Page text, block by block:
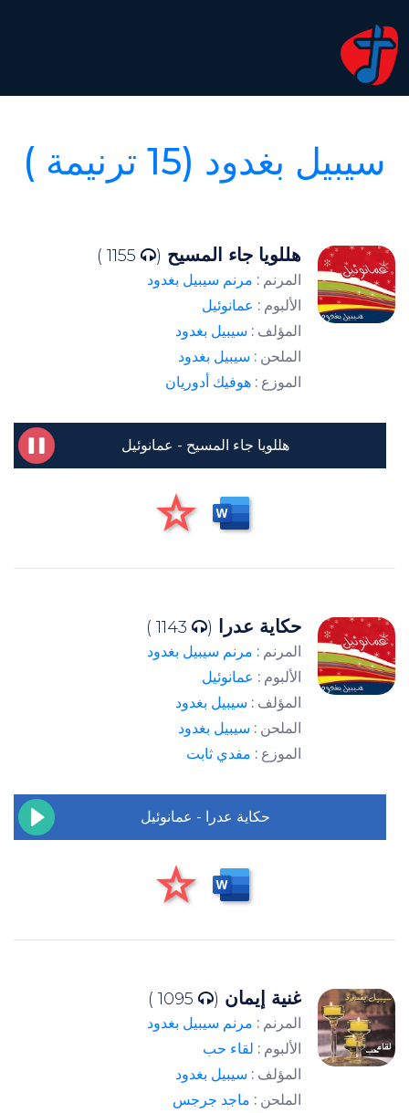
سيبيل بغدود (15 ترنيمة )
هللويا جاء المسيح (
المرنم : مرنم سيبيل بغدود
الألبوم : عمانوئيل
المؤلف : سيبيل بغدود
الملحن : سيبيل بغدود
الموزع : هوفيك أدوريان
هللويا جاء المسيح - عمانوئيل
حكاية عدرا (
المرنم : مرنم سيبيل بغدود
الألبوم : عمانوئيل
المؤلف : سيبيل بغدود
الملحن : سيبيل بغدود
الموزع : مفدي ثابت
حكاية عدرا - عمانوئيل
غنية إيمان (
المرنم : مرنم سيبيل بغدود
الألبوم : لقاء حب
المؤلف : سيبيل بغدود
الملحن : ماجد جرجس